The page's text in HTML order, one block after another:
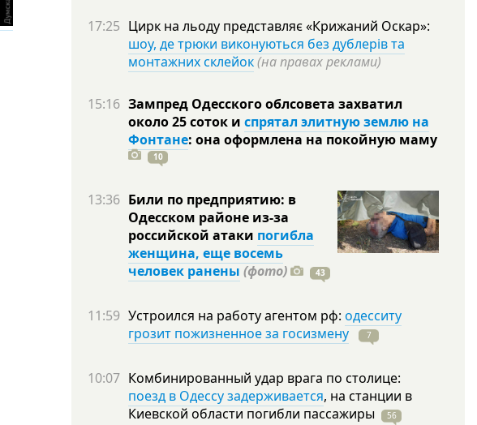
17:25 Цирк на льоду представляє «Крижаний Оскар»:
шоу, де трюки виконуються без дублерів та
монтажних склейок(на правах реклами)
15:16 Зампред Одесского облсовета захватил
около 25 соток и спрятал элитную землю на
Фонтане: она оформлена на покойную маму
10
13:36 Били по предприятию: в
Одесском районе из-за
российской атаки погибла
женщина, еще восемь
человек ранены (фото) 43
11:59 Устроился на работу агентом рф: одесситу
грозит пожизненное за госизмену
7
10:07 Комбинированный удар врага по столице:
поезд в Одессу задерживается, на станции в
Киевской области погибли пассажиры 56